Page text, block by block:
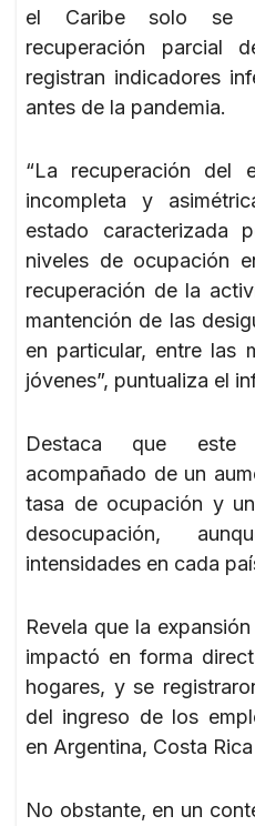
el Caribe solo se
recuperación parcial
registran indicadores
antes de la pandemia.
“La recuperación del
incompleta y
estado caracterizada
niveles de ocupación
recuperación de la
mantención de las
en particular, entre las
jóvenes”, puntualiza el
Destaca que este
acompañado de un
tasa de ocupación y
desocupación,
intensidades en cada
Revela que la
impactó en forma
hogares, y se
del ingreso de los
en Argentina, Costa
No obstante, en un